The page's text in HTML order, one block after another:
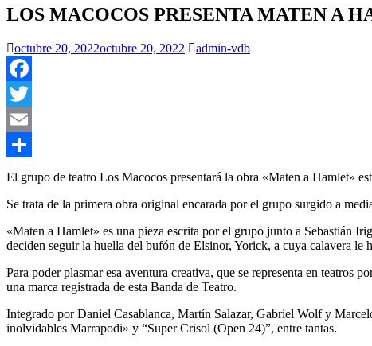
LOS MACOCOS PRESENTA MATEN A
octubre 20, 2022octubre 20, 2022 admin-vdb
Facebook
Twitter
Email
Compartir
El grupo de teatro Los Macocos presentará la obra «Maten a Hamlet»
Se trata de la primera obra original encarada por el grupo surgido a
«Maten a Hamlet» es una pieza escrita por el grupo junto a Sebastián
deciden seguir la huella del bufón de Elsinor, Yorick, a cuya calavera le
Para poder plasmar esa aventura creativa, que se representa en teatros
una marca registrada de esta Banda de Teatro.
Integrado por Daniel Casablanca, Martín Salazar, Gabriel Wolf y
inolvidables Marrapodi» y “Super Crisol (Open 24)”, entre tantas.